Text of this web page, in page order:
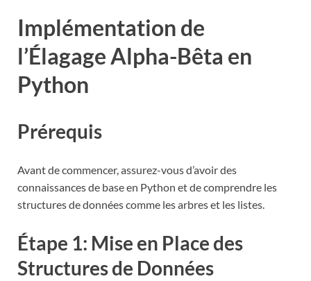
Implémentation de
l’Élagage Alpha-Bêta en
Python
Prérequis
Avant de commencer, assurez-vous d’avoir des
connaissances de base en Python et de comprendre les
structures de données comme les arbres et les listes.
Étape 1: Mise en Place des
Structures de Données